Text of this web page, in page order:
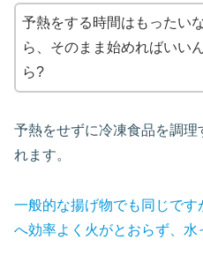
予熱をする時間はもったい
ら、そのまま始めればいい
ら?
予熱をせずに冷凍食品を調
れます。
一般的な揚げ物でも同じで
へ効率よく火がとおらず、水